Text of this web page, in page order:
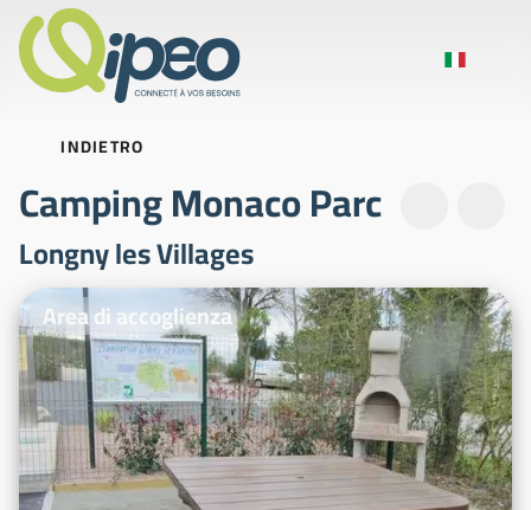
INDIETRO
Camping Monaco Parc
Longny les Villages
Foto illustrative
Area di accoglienza